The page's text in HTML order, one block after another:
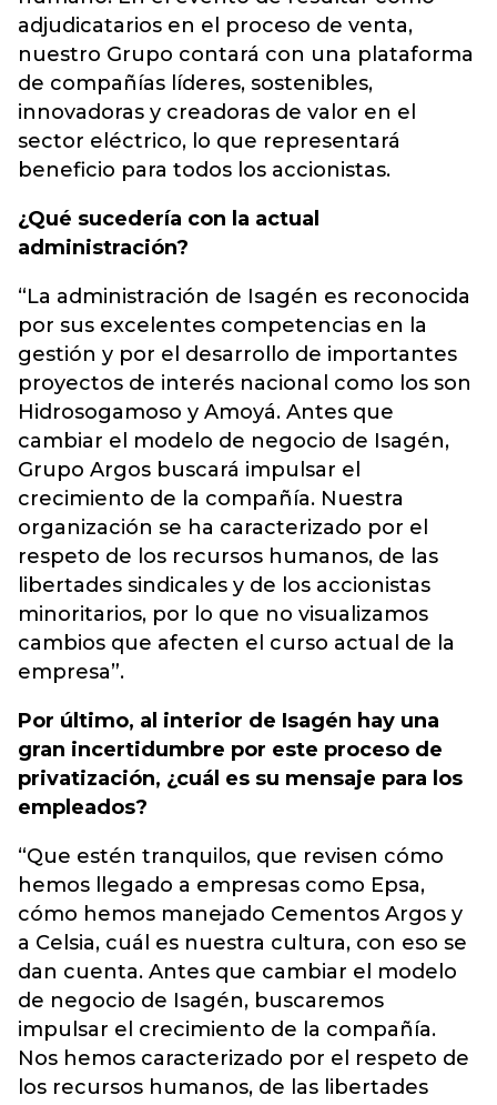
adjudicatarios en el proceso de venta,
nuestro Grupo contará con una plataforma
de compañías líderes, sostenibles,
innovadoras y creadoras de valor en el
sector eléctrico, lo que representará
beneficio para todos los accionistas.
¿Qué sucedería con la actual
administración?
“La administración de Isagén es reconocida
por sus excelentes competencias en la
gestión y por el desarrollo de importantes
proyectos de interés nacional como los son
Hidrosogamoso y Amoyá. Antes que
cambiar el modelo de negocio de Isagén,
Grupo Argos buscará impulsar el
crecimiento de la compañía. Nuestra
organización se ha caracterizado por el
respeto de los recursos humanos, de las
libertades sindicales y de los accionistas
minoritarios, por lo que no visualizamos
cambios que afecten el curso actual de la
empresa”.
Por último, al interior de Isagén hay una
gran incertidumbre por este proceso de
privatización, ¿cuál es su mensaje para los
empleados?
“Que estén tranquilos, que revisen cómo
hemos llegado a empresas como Epsa,
cómo hemos manejado Cementos Argos y
a Celsia, cuál es nuestra cultura, con eso se
dan cuenta. Antes que cambiar el modelo
de negocio de Isagén, buscaremos
impulsar el crecimiento de la compañía.
Nos hemos caracterizado por el respeto de
los recursos humanos, de las libertades